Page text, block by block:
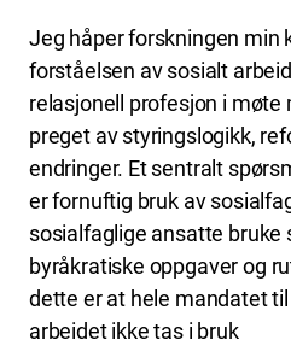
Jeg håper forskningen min
forståelsen av sosialt
relasjonell profesjon i møte
preget av styringslogikk,
endringer. Et sentralt
er fornuftig bruk av
sosialfaglige ansatte bruke
byråkratiske oppgaver og
dette er at hele mandatet
arbeidet ikke tas i bruk